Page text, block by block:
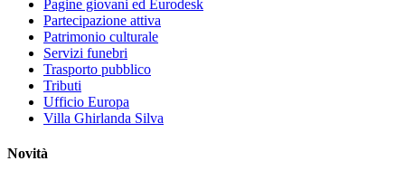
Pagine giovani ed Eurodesk
Partecipazione attiva
Patrimonio culturale
Servizi funebri
Trasporto pubblico
Tributi
Ufficio Europa
Villa Ghirlanda Silva
Novità